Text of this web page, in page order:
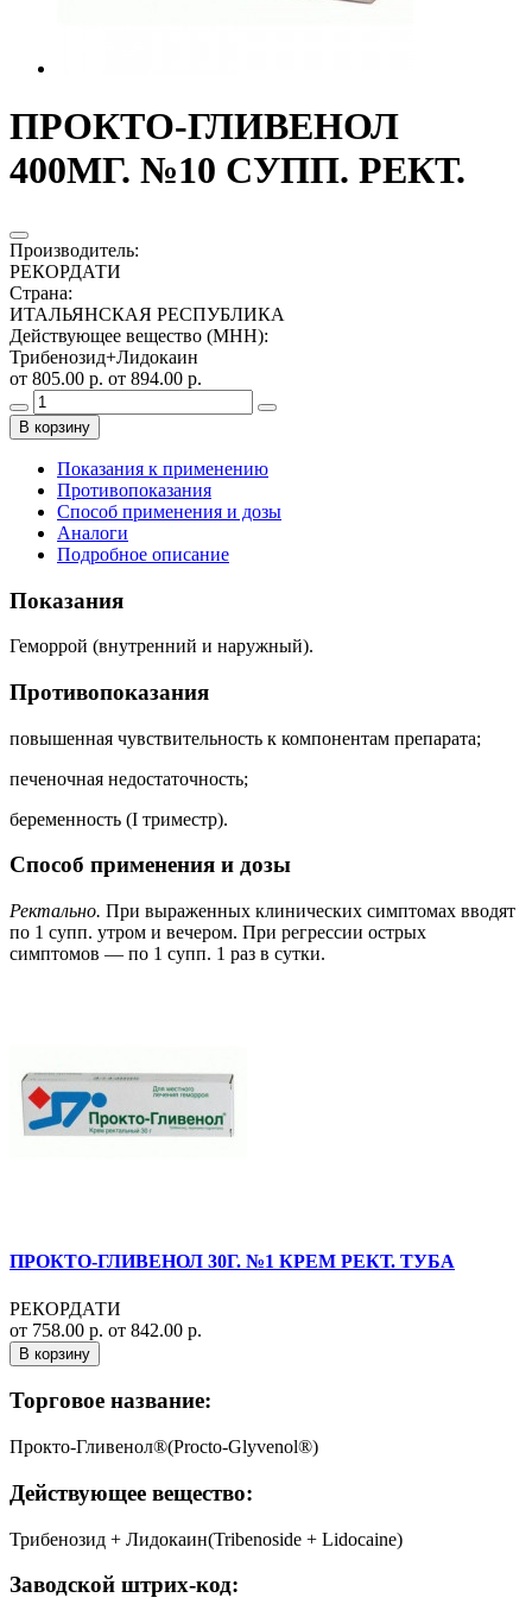
ПРОКТО-ГЛИВЕНОЛ
400МГ. №10 СУПП. РЕКТ.
Производитель:
РЕКОРДАТИ
Страна:
ИТАЛЬЯНСКАЯ РЕСПУБЛИКА
Действующее вещество (МНН):
Трибенозид+Лидокаин
от 805.00 р. от 894.00 р.
В корзину
Показания к применению
Противопоказания
Способ применения и дозы
Аналоги
Подробное описание
Показания
Геморрой (внутренний и наружный).
Противопоказания
повышенная чувствительность к компонентам препарата;
печеночная недостаточность;
беременность (I триместр).
Способ применения и дозы
Ректально. При выраженных клинических симптомах вводят
по 1 супп. утром и вечером. При регрессии острых
симптомов — по 1 супп. 1 раз в сутки.
ПРОКТО-ГЛИВЕНОЛ 30Г. №1 КРЕМ РЕКТ. ТУБА
РЕКОРДАТИ
от 758.00 р. от 842.00 р.
В корзину
Торговое название:
Прокто-Гливенол®(Procto-Glyvenol®)
Действующее вещество:
Трибенозид + Лидокаин(Tribenoside + Lidocaine)
Заводской штрих-код: